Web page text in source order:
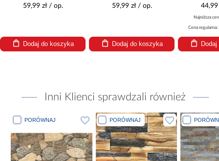
59,99 zł / op.
Dodaj do koszyka
44,99 zł / op.
Dodaj do koszyka
Inni Klienci sprawdzali również
PORÓWNAJ PORÓWNAJ